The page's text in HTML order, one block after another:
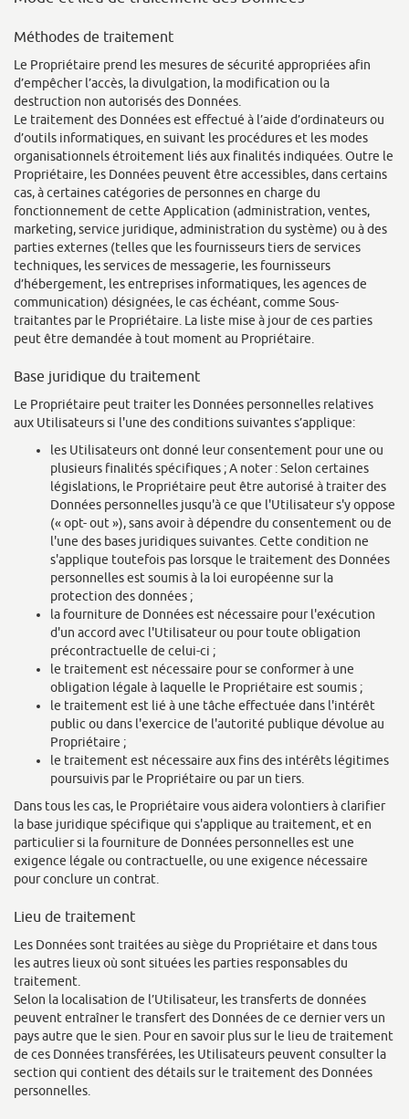
Méthodes de traitement
Le Propriétaire prend les mesures de sécurité appropriées afin
d’empêcher l’accès, la divulgation, la modification ou la
destruction non autorisés des Données.
Le traitement des Données est effectué à l’aide d’ordinateurs ou
d’outils informatiques, en suivant les procédures et les modes
organisationnels étroitement liés aux finalités indiquées. Outre le
Propriétaire, les Données peuvent être accessibles, dans certains
cas, à certaines catégories de personnes en charge du
fonctionnement de cette Application (administration, ventes,
marketing, service juridique, administration du système) ou à des
parties externes (telles que les fournisseurs tiers de services
techniques, les services de messagerie, les fournisseurs
d’hébergement, les entreprises informatiques, les agences de
communication) désignées, le cas échéant, comme Sous-
traitantes par le Propriétaire. La liste mise à jour de ces parties
peut être demandée à tout moment au Propriétaire.
Base juridique du traitement
Le Propriétaire peut traiter les Données personnelles relatives
aux Utilisateurs si l'une des conditions suivantes s’applique:
les Utilisateurs ont donné leur consentement pour une ou
plusieurs finalités spécifiques ; A noter : Selon certaines
législations, le Propriétaire peut être autorisé à traiter des
Données personnelles jusqu'à ce que l'Utilisateur s'y oppose
(« opt- out »), sans avoir à dépendre du consentement ou de
l'une des bases juridiques suivantes. Cette condition ne
s'applique toutefois pas lorsque le traitement des Données
personnelles est soumis à la loi européenne sur la
protection des données ;
la fourniture de Données est nécessaire pour l'exécution
d'un accord avec l'Utilisateur ou pour toute obligation
précontractuelle de celui-ci ;
le traitement est nécessaire pour se conformer à une
obligation légale à laquelle le Propriétaire est soumis ;
le traitement est lié à une tâche effectuée dans l'intérêt
public ou dans l'exercice de l'autorité publique dévolue au
Propriétaire ;
le traitement est nécessaire aux fins des intérêts légitimes
poursuivis par le Propriétaire ou par un tiers.
Dans tous les cas, le Propriétaire vous aidera volontiers à clarifier
la base juridique spécifique qui s'applique au traitement, et en
particulier si la fourniture de Données personnelles est une
exigence légale ou contractuelle, ou une exigence nécessaire
pour conclure un contrat.
Lieu de traitement
Les Données sont traitées au siège du Propriétaire et dans tous
les autres lieux où sont situées les parties responsables du
traitement.
Selon la localisation de l’Utilisateur, les transferts de données
peuvent entraîner le transfert des Données de ce dernier vers un
pays autre que le sien. Pour en savoir plus sur le lieu de traitement
de ces Données transférées, les Utilisateurs peuvent consulter la
section qui contient des détails sur le traitement des Données
personnelles.